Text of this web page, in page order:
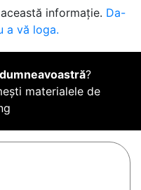
informație. Da-
a vă loga.
?
materialele de